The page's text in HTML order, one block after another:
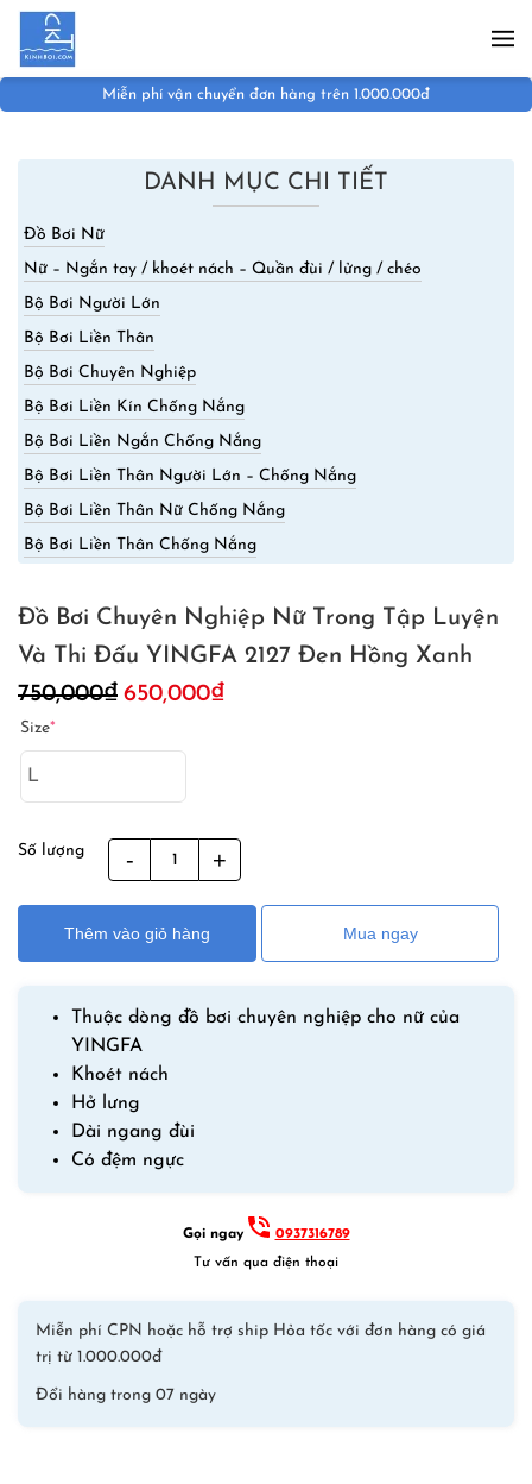
Skip to main content
Miễn phí vận chuyển đơn hàng trên 1.000.000đ
DANH MỤC CHI TIẾT
Đồ Bơi Nữ
Nữ – Ngắn tay / khoét nách – Quần đùi / lửng / chéo
Bộ Bơi Người Lớn
Bộ Bơi Liền Thân
Bộ Bơi Chuyên Nghiệp
Bộ Bơi Liền Kín Chống Nắng
Bộ Bơi Liền Ngắn Chống Nắng
Bộ Bơi Liền Thân Người Lớn – Chống Nắng
Bộ Bơi Liền Thân Nữ Chống Nắng
Bộ Bơi Liền Thân Chống Nắng
Đồ Bơi Chuyên Nghiệp Nữ Trong Tập Luyện
Và Thi Đấu YINGFA 2127 Đen Hồng Xanh
750,000₫ Giá
650,000₫Giá
Size*
Số lượng
Bơi
Chuyên
Nghiệp
Nữ
Tập
Luyện
Và
Thi
Đấu
YINGFA
lượng
Thêm vào giỏ hàng Mua ngay
Thuộc dòng đồ bơi chuyên nghiệp cho nữ của
YINGFA
Khoét nách
Hở lưng
Dài ngang đùi
Có đệm ngực
Gọi ngay
0937316789
Tư vấn qua điện thoại
Miễn phí CPN hoặc hỗ trợ ship Hỏa tốc với đơn hàng có giá
trị từ 1.000.000đ
Đổi hàng trong 07 ngày